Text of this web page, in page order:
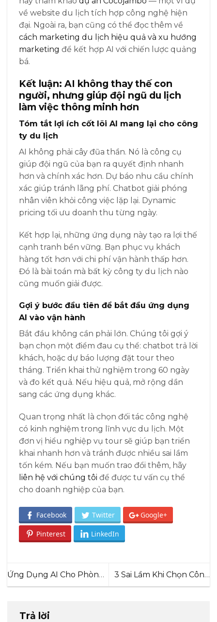
về website du lịch tích hợp công nghệ hiện
đại. Ngoài ra, bạn cũng có thể đọc thêm về
cách marketing du lịch hiệu quả và xu hướng
marketing để kết hợp AI với chiến lược quảng
bá.
Kết luận: AI không thay thế con
người, nhưng giúp đội ngũ du lịch
làm việc thông minh hơn
Tóm tắt lợi ích cốt lõi AI mang lại cho công
ty du lịch
AI không phải cây đũa thần. Nó là công cụ
giúp đội ngũ của bạn ra quyết định nhanh
hơn và chính xác hơn. Dự báo nhu cầu chính
xác giúp tránh lãng phí. Chatbot giải phóng
nhân viên khỏi công việc lặp lại. Dynamic
pricing tối ưu doanh thu từng ngày.
Kết hợp lại, những ứng dụng này tạo ra lợi thế
cạnh tranh bền vững. Bạn phục vụ khách
hàng tốt hơn với chi phí vận hành thấp hơn.
Đó là bài toán mà bất kỳ công ty du lịch nào
cũng muốn giải được.
Gợi ý bước đầu tiên để bắt đầu ứng dụng
AI vào vận hành
Bắt đầu không cần phải lớn. Chúng tôi gợi ý
bạn chọn một điểm đau cụ thể: chatbot trả lời
khách, hoặc dự báo lượng đặt tour theo
tháng. Triển khai thử nghiệm trong 60 ngày
và đo kết quả. Nếu hiệu quả, mở rộng dần
sang các ứng dụng khác.
Quan trọng nhất là chọn đối tác công nghệ
có kinh nghiệm trong lĩnh vực du lịch. Một
đơn vị hiểu nghiệp vụ tour sẽ giúp bạn triển
khai nhanh hơn và tránh được nhiều sai lầm
tốn kém. Nếu bạn muốn trao đổi thêm, hãy
liên hệ với chúng tôi để được tư vấn cụ thể
cho doanh nghiệp của bạn.
Facebook Twitter Google+
Pinterest LinkedIn
Ứng Dụng AI Cho Phòng
Marketing Du Lịch: Tối
Động Năm 2026
3 Sai Lầm Khi Chọn Công
Ty Ứng Dụng AI Cho Du
Trả lời